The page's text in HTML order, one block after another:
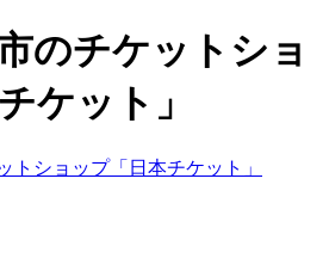
のチケットショ
ケット」